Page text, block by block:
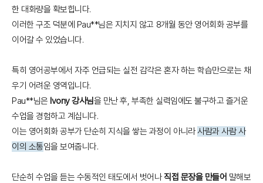
한 대화량을 확보힙니다.
이러한 구조 덕분에 Pau**님은 지치지 않고 8개월 동안 영어회화 공부를
이어갈 수 있었습니다.
특히 영어공부에서 자주 언급되는 실전 감각은 혼자 하는 학습만으로는 채
우기 어려운 영역입니다.
Pau**님은 Ivony 강사님을 만난 후, 부족한 실력임에도 불구하고 즐거운
수업을 경험하고 계십니다.
이는 영어회화 공부가 단순히 지식을 쌓는 과정이 아니라사람과 사람 사
이의 소통임을 보여줍니다.
단순히 수업을 듣는 수동적인 태도에서 벗어나직접 문장을 만들어 말해보